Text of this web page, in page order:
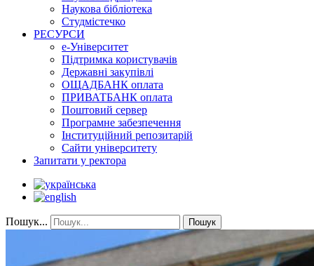
Наукова бібліотека
Студмістечко
РЕСУРСИ
е-Університет
Підтримка користувачів
Державні закупівлі
ОЩАДБАНК оплата
ПРИВАТБАНК оплата
Поштовий сервер
Програмне забезпечення
Інституційний репозитарій
Сайти університету
Запитати у ректора
Пошук... Пошук